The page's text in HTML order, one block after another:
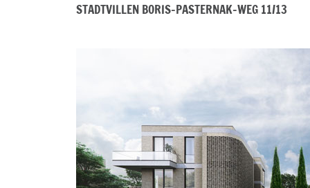
STADTVILLEN BORIS-PASTERNAK-WEG 11/13